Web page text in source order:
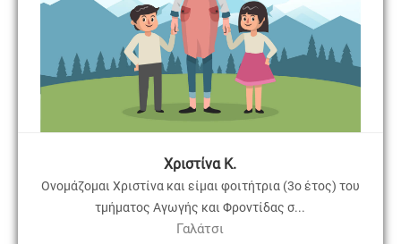
Χριστίνα Κ.
Ονομάζομαι Χριστίνα και είμαι φοιτήτρια (3ο έτος) του
τμήματος Αγωγής και Φροντίδας σ...
Γαλάτσι